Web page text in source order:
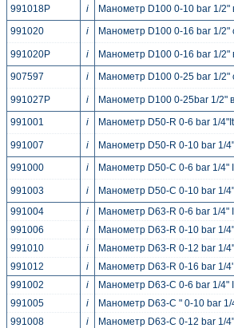
991018P i Манометр D100 0-10 bar 1/2"
991020
i Манометр D100 0-16 bar 1/2"
991020P i Манометр D100 0-16 bar 1/2"
907597
i Манометр D100 0-25 bar 1/2"
991027P i Манометр D100 0-25bar 1/2"
991001
i Манометр D50-R 0-6 bar 1/
991007 i Манометр D50-R 0-10 bar 1/
991000
i Манометр D50-C 0-6 bar 1/4"
991003 i Манометр D50-C 0-10 bar 1/
991004
i Манометр D63-R 0-6 bar 1/4"
991006
i Манометр D63-R 0-10 bar 1/
991010
i Манометр D63-R 0-12 bar 1/
991012
i Манометр D63-R 0-16 bar 1/
991002
i Манометр D63-C 0-6 bar 1/4"
991005
i Манометр D63-C " 0-10 bar 1/
991008
i Манометр D63-C 0-12 bar 1/